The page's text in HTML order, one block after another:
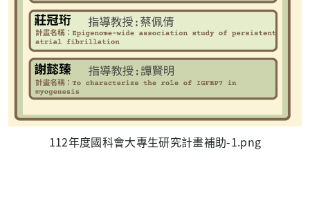
112年度國科會大專生研究計畫補助-1.png